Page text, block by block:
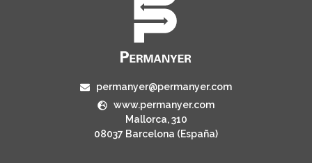
permanyer@permanyer.com
www.permanyer.com
Mallorca, 310
08037 Barcelona (España)